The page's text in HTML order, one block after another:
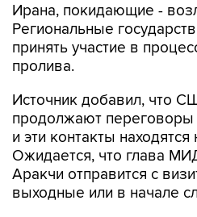
принять участие в
пролива.
Источник добавил, что
и эти контакты находятся
Ожидается, что глава
Аракчи отправится с
выходные или в начале
Ранее в МИД Ирана